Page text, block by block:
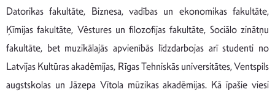
Datorikas fakultāte, Biznesa, vadības un ekonomikas fakultāte,
Ķīmijas fakultāte, Vēstures un filozofijas fakultāte, Sociālo zinātņu
fakultāte, bet muzikālajās apvienībās līdzdarbojas arī studenti no
Latvijas Kultūras akadēmijas, Rīgas Tehniskās universitātes, Ventspils
augstskolas un Jāzepa Vītola mūzikas akadēmijas. Kā īpašie viesi